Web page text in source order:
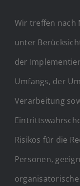
Wir treffen nach
unter
der
Umfangs, der
Verarbeitung
Risikos für die
Personen,